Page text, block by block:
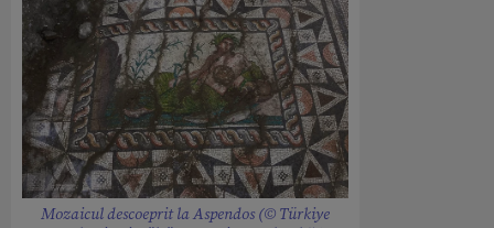
Mozaicul descoeprit la Aspendos (© Türkiye